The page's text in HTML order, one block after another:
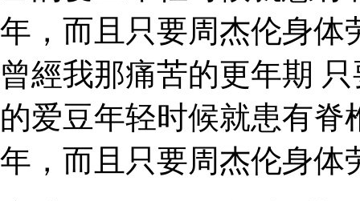
年，而且只要周杰伦身体
曾經我那痛苦的更年期
的爱豆年轻时候就患有
年，而且只要周杰伦身体